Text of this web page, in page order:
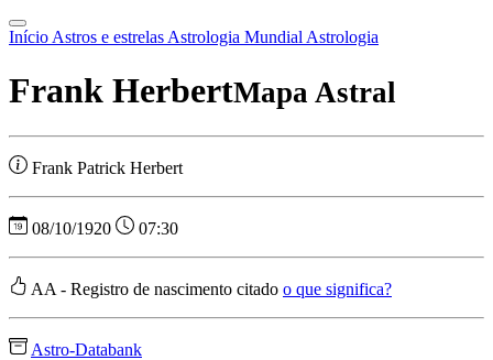
Início Astros e estrelas Astrologia Mundial Astrologia
Frank HerbertMapa Astral
Frank Patrick Herbert
08/10/1920 07:30
AA - Registro de nascimento citado o que significa?
Astro-Databank